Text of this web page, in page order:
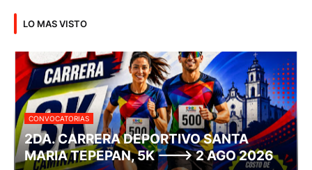
LO MAS VISTO
CONVOCATORIAS
2DA. CARRERA DEPORTIVO SANTA
MARIA TEPEPAN, 5K ---> 2 AGO 2026